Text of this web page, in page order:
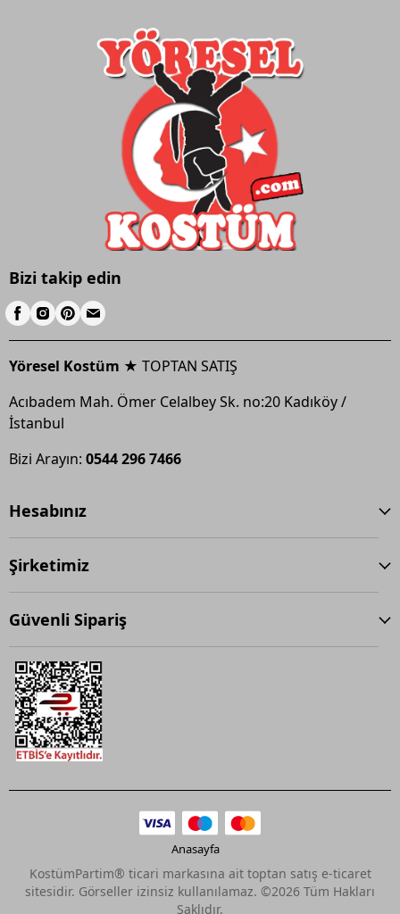
Bizi takip edin
Yöresel Kostüm ★ TOPTAN SATIŞ
Acıbadem Mah. Ömer Celalbey Sk. no:20 Kadıköy /
İstanbul
Bizi Arayın: 0544 296 7466
Hesabınız
Şirketimiz
Güvenli Sipariş
Anasayfa
KostümPartim® ticari markasına ait toptan satış e-ticaret
sitesidir. Görseller izinsiz kullanılamaz. ©2026 Tüm Hakları
Saklıdır.